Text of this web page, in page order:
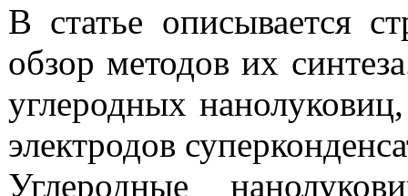
В статье описывается
обзор методов их
углеродных
электродов
Углеродные нано